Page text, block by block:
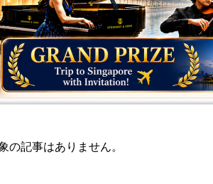
の記事はありません。